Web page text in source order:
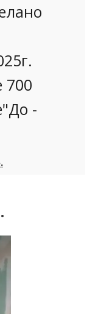
700
-